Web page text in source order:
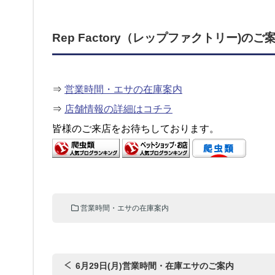
Rep Factory（レップファクトリー)のご
⇒ 営業時間・エサの在庫案内
⇒ 店舗情報の詳細はコチラ
皆様のご来店をお待ちしております。
営業時間・エサの在庫案内
6月29日(月)営業時間・在庫エサのご案内